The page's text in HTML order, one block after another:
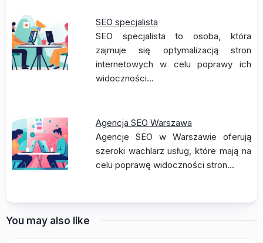
SEO specjalista
SEO specjalista to osoba, która
zajmuje się optymalizacją stron
internetowych w celu poprawy ich
widoczności…
Agencja SEO Warszawa
Agencje SEO w Warszawie oferują
szeroki wachlarz usług, które mają na
celu poprawę widoczności stron…
You may also like